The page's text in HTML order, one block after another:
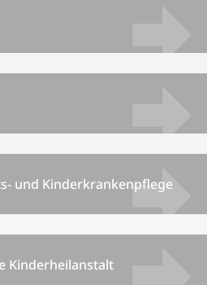
und Kinderkrankenpflege
Kinderheilanstalt